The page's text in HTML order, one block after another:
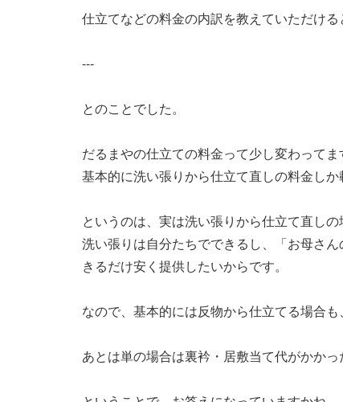
仕立てなどの料金の内訳を教えていただけ
---
とのことでした。
だるまやの仕立ての料金って少し変わってま
基本的に洗い張りから仕立て直しの料金しか
というのは、実は洗い張りから仕立て直し
洗い張りは自分たちでできるし、「お母さ
きるだけ安く提供したいからです。
なので、基本的には反物から仕立てる場合
あとは単の場合は裏衿・居敷当て代がかか